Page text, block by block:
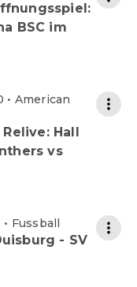
BSC im
• American
Hall
vs
Fussball
- SV